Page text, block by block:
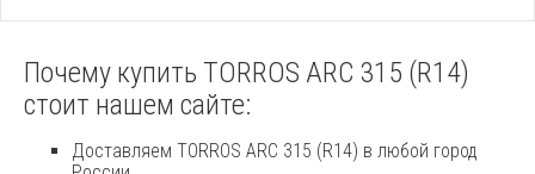
Почему купить TORROS ARC 315 (R14)
стоит нашем сайте:
Доставляем TORROS ARC 315 (R14) в любой город